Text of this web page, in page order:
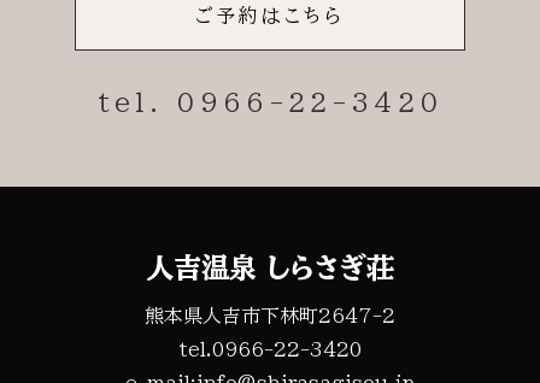
ご予約はこちら
tel. 0966-22-3420
人吉温泉 しらさぎ荘
熊本県人吉市下林町2647-2
tel.0966-22-3420